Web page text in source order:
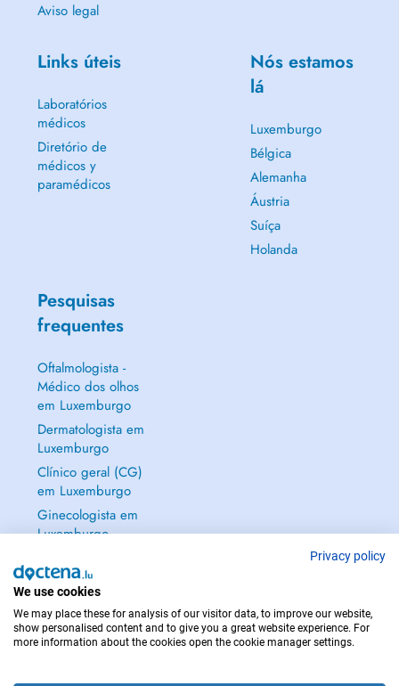
Aviso legal
Links úteis
Laboratórios
médicos
Diretório de
médicos y
paramédicos
Nós estamos
lá
Luxemburgo
Bélgica
Alemanha
Áustria
Suíça
Holanda
Pesquisas
frequentes
Oftalmologista -
Médico dos olhos
em Luxemburgo
Dermatologista em
Luxemburgo
Clínico geral (CG)
em Luxemburgo
Ginecologista em
Luxemburgo
EM CASO DE EMERGÊNCIA, CONTACTE : 112
Privacy policy
We use cookies
We may place these for analysis of our visitor data, to improve our website,
show personalised content and to give you a great website experience. For
more information about the cookies open the cookie manager settings.